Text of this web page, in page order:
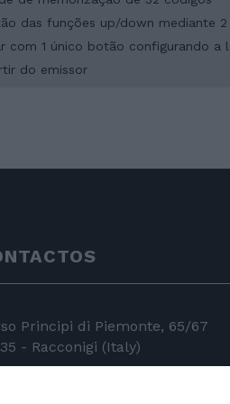
das funções up/down mediante
com 1 único botão configurando a
do emissor
Principi di Piemonte, 65/67
- Racconigi (Italy)